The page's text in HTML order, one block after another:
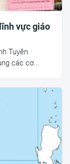
vực giáo
Tuyên
các cơ...